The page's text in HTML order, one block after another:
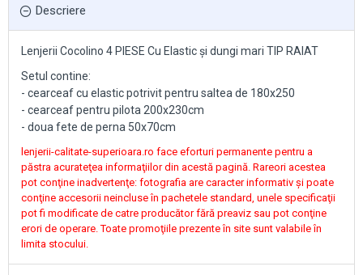
Descriere
Lenjerii Cocolino 4 PIESE Cu Elastic și dungi mari TIP RAIAT
Setul contine:
- cearceaf cu elastic potrivit pentru saltea de 180x250
- cearceaf pentru pilota 200x230cm
- doua fete de perna 50x70cm
lenjerii-calitate-superioara.ro face eforturi permanente pentru a
păstra acurateţea informaţiilor din acestă pagină. Rareori acestea
pot conţine inadvertenţe: fotografia are caracter informativ şi poate
conţine accesorii neincluse în pachetele standard, unele specificaţii
pot fi modificate de catre producător fără preaviz sau pot conţine
erori de operare. Toate promoţiile prezente în site sunt valabile în
limita stocului.